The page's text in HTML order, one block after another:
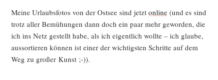
Mei­ne Urlaubs­fo­tos von der Ost­see sind jetzt online(und es sind
trotz aller Bemü­hun­gen dann doch ein paar mehr gewor­den, die
ich ins Netz gestellt habe, als ich eigent­lich woll­te – ich glau­be,
aus­sor­tie­ren kön­nen ist einer der wich­tigs­ten Schrit­te auf dem
Weg zu gro­ßer Kunst ;-)).